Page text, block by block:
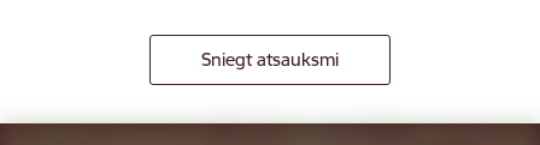
Sniegt atsauksmi